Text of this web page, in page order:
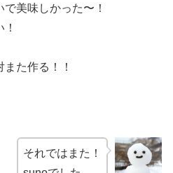
美味しかった〜！
た作る！！
それではまた！